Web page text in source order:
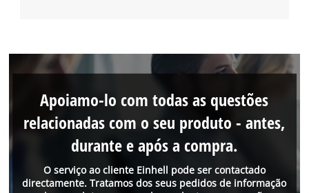
O serviço ao cliente Einhell pode ser contactado
directamente. Tratamos dos seus pedidos de informação
Apoiamo-lo com todas as questões
relacionadas com o seu produto - antes,
durante e após a compra.